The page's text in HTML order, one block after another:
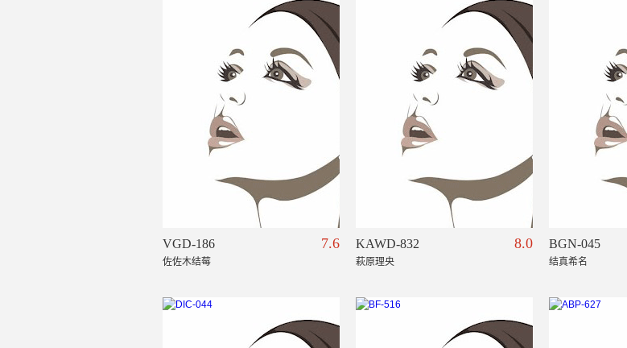
VGD-186 7.6
佐佐木结莓
KAWD-832 8.0
萩原理央
BGN-045
结真希名